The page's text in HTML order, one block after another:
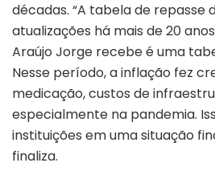
décadas. “A tabela de repasse
atualizações há mais de 20
Araújo Jorge recebe é uma
Nesse período, a inflação fez
medicação, custos de
especialmente na pandemia.
instituições em uma situação
finaliza.